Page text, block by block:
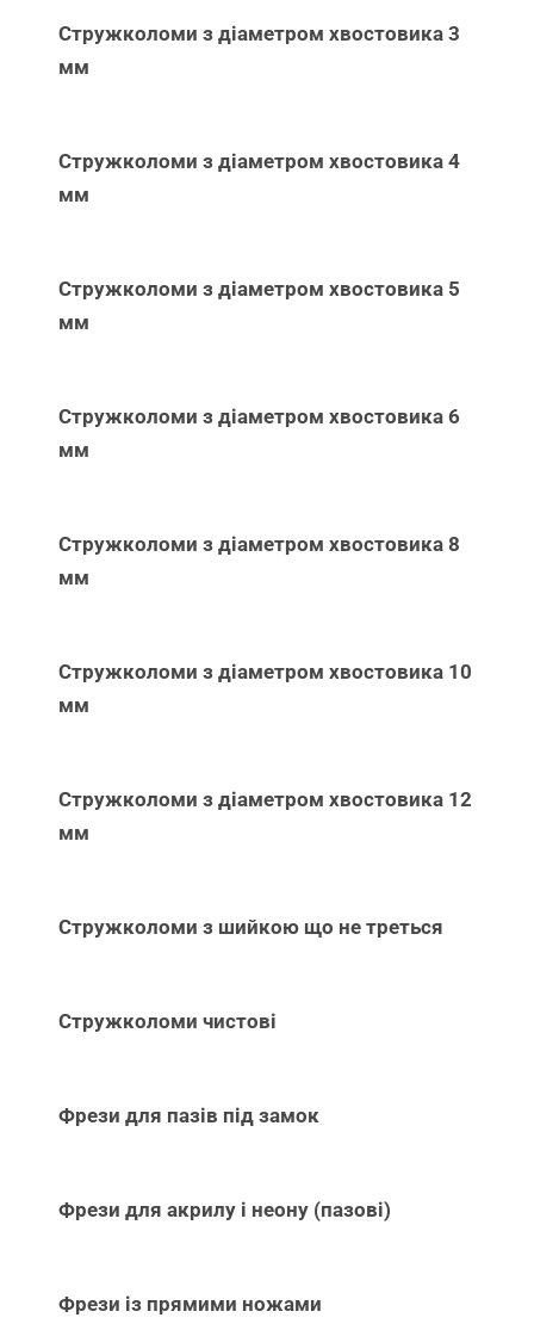
Стружколоми з діаметром хвостовика 3
мм
Стружколоми з діаметром хвостовика 4
мм
Стружколоми з діаметром хвостовика 5
мм
Стружколоми з діаметром хвостовика 6
мм
Стружколоми з діаметром хвостовика 8
мм
Стружколоми з діаметром хвостовика 10
мм
Стружколоми з діаметром хвостовика 12
мм
Стружколоми з шийкою що не треться
Стружколоми чистові
Фрези для пазів під замок
Фрези для акрилу і неону (пазові)
Фрези із прямими ножами